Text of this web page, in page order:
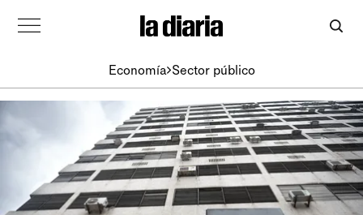
Economía Sector público